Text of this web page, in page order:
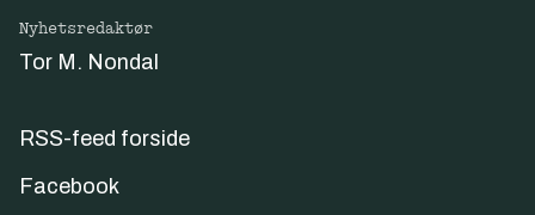
Nyhetsredaktør
Tor M. Nondal
RSS-feed forside
Facebook